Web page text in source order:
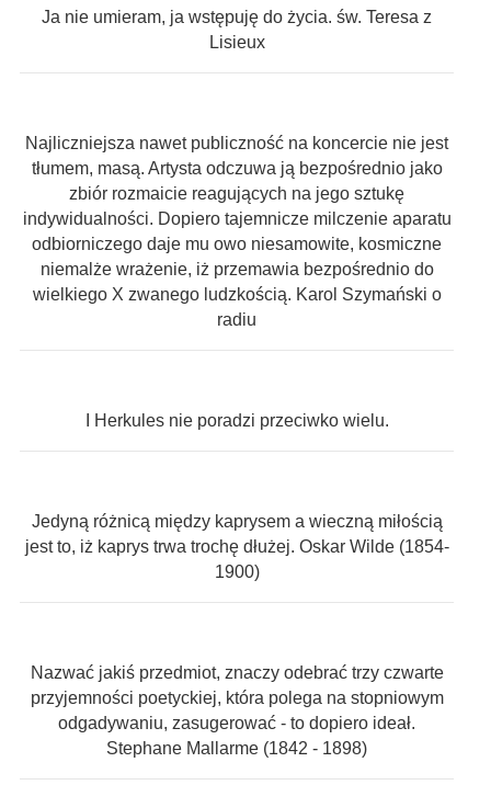
Ja nie umieram, ja wstępuję do życia. św. Teresa z
Lisieux
Najliczniejsza nawet publiczność na koncercie nie jest
tłumem, masą. Artysta odczuwa ją bezpośrednio jako
zbiór rozmaicie reagujących na jego sztukę
indywidualności. Dopiero tajemnicze milczenie aparatu
odbiorniczego daje mu owo niesamowite, kosmiczne
niemalże wrażenie, iż przemawia bezpośrednio do
wielkiego X zwanego ludzkością. Karol Szymański o
radiu
I Herkules nie poradzi przeciwko wielu.
Jedyną różnicą między kaprysem a wieczną miłością
jest to, iż kaprys trwa trochę dłużej. Oskar Wilde (1854-
1900)
Nazwać jakiś przedmiot, znaczy odebrać trzy czwarte
przyjemności poetyckiej, która polega na stopniowym
odgadywaniu, zasugerować - to dopiero ideał.
Stephane Mallarme (1842 - 1898)